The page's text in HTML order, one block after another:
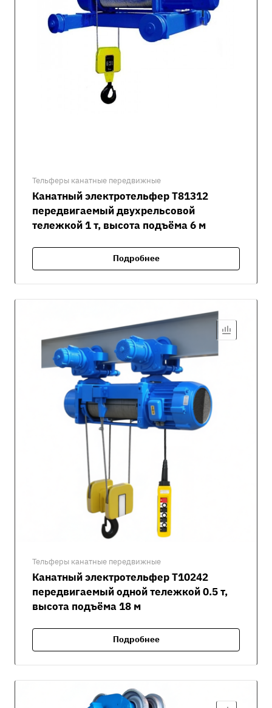
Тельферы канатные передвижные
Канатный электротельфер Т81312
передвигаемый двухрельсовой
тележкой 1 т, высота подъёма 6 м
Подробнее
Тельферы канатные передвижные
Канатный электротельфер Т10242
передвигаемый одной тележкой 0.5 т,
высота подъёма 18 м
Подробнее